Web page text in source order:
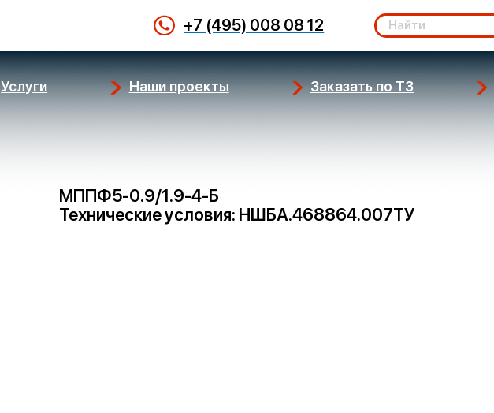
+7 (495) 008 08 12
Услуги Наши проекты Заказать по ТЗ
МППФ5-0.9/1.9-4-Б
Технические условия: НШБА.468864.007ТУ